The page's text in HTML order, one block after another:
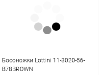
Босоножки Lottini 11-3020-56-
B78BROWN